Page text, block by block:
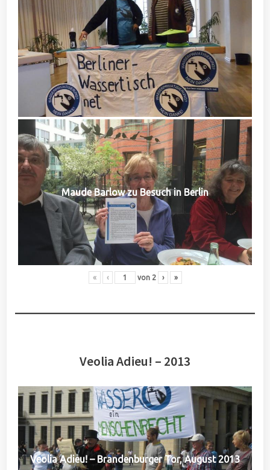
Maude Barlow zu Besuch in Berlin
« ‹ von 2 › »
Veolia Adieu! – 2013
Veolia Adieu! – Brandenburger Tor, August 2013